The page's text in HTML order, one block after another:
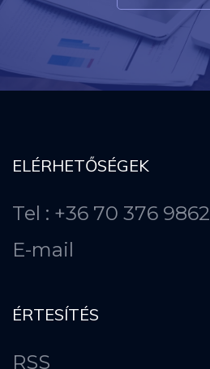
ELÉRHETŐSÉGEK
Tel : +36 70 376 9862
E-mail
ÉRTESÍTÉS
RSS